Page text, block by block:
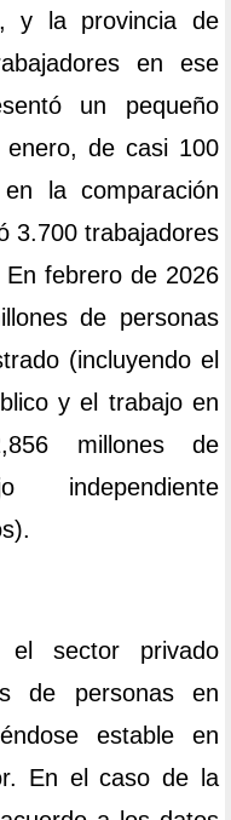
y la provincia de
en ese
un pequeño
de casi 100
la comparación
3.700 trabajadores
febrero de 2026
de personas
(incluyendo el
y el trabajo en
millones de
independiente
el sector privado
de personas en
estable en
En el caso de la